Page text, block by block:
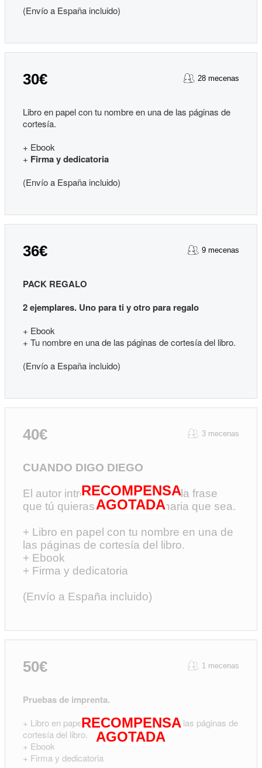
(Envío a España incluido)
30€ 28 mecenas
Libro en papel con tu nombre en una de las páginas de
cortesía.
+ Ebook
+ Firma y dedicatoria
(Envío a España incluido)
36€ 9 mecenas
PACK REGALO
2 ejemplares. Uno para ti y otro para regalo
+ Ebook
+ Tu nombre en una de las páginas de cortesía del libro.
(Envío a España incluido)
40€ 3 mecenas
CUANDO DIGO DIEGO
El autor introduce en la historia la frase
que tú quieras, por extraordinaria que sea.
+ Libro en papel con tu nombre en una de
las páginas de cortesía del libro.
+ Ebook
+ Firma y dedicatoria
(Envío a España incluido)
RECOMPENSA
AGOTADA
50€ 1 mecenas
Pruebas de imprenta.
+ Libro en papel con tu nombre en una de las páginas de
cortesía del libro.
+ Ebook
+ Firma y dedicatoria
RECOMPENSA
AGOTADA